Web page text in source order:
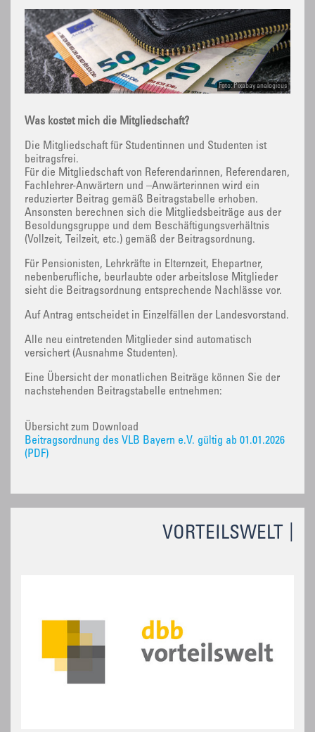
VORTEILSWELT
Foto: Pixabay analogicus
Was kostet mich die Mitgliedschaft?
Die Mitgliedschaft für Studentinnen und Studenten ist
beitragsfrei.
Für die Mitgliedschaft von Referendarinnen, Referendaren,
Fachlehrer-Anwärtern und –Anwärterinnen wird ein
reduzierter Beitrag gemäß Beitragstabelle erhoben.
Ansonsten berechnen sich die Mitgliedsbeiträge aus der
Besoldungsgruppe und dem Beschäftigungsverhältnis
(Vollzeit, Teilzeit, etc.) gemäß der Beitragsordnung.
Für Pensionisten, Lehrkräfte in Elternzeit, Ehepartner,
nebenberufliche, beurlaubte oder arbeitslose Mitglieder
sieht die Beitragsordnung entsprechende Nachlässe vor.
Auf Antrag entscheidet in Einzelfällen der Landesvorstand.
Alle neu eintretenden Mitglieder sind automatisch
versichert (Ausnahme Studenten).
Eine Übersicht der monatlichen Beiträge können Sie der
nachstehenden Beitragstabelle entnehmen:
Übersicht zum Download
Beitragsordnung des VLB Bayern e.V. gültig ab 01.01.2026
(PDF)